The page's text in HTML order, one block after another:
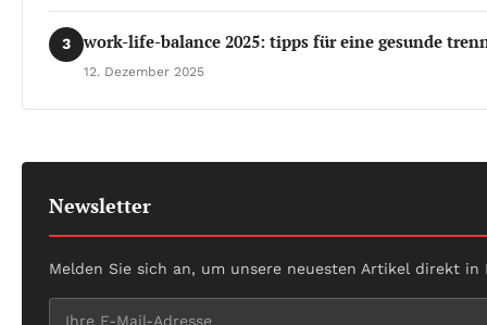
3 work-life-balance 2025: tipps für eine gesunde
12. Dezember 2025
Newsletter
Melden Sie sich an, um unsere neuesten Artikel direkt